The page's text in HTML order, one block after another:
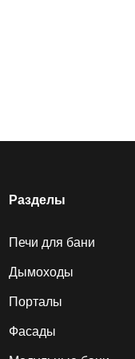
Разделы
Печи для бани
Дымоходы
Порталы
Фасады